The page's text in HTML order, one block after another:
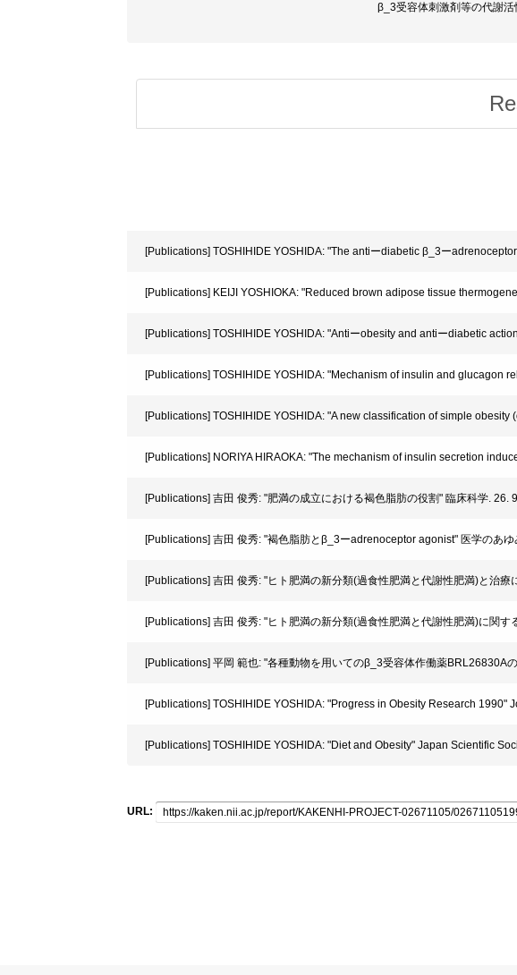
β_3受容体刺激剤等の代謝活
[Publications] TOSHIHIDE YOSHIDA: "The antiーdiabetic β_3ー
[Publications] KEIJI YOSHIOKA: "Reduced brown adipose tissue
[Publications] TOSHIHIDE YOSHIDA: "Antiーobesity and antiーdiabetic
[Publications] TOSHIHIDE YOSHIDA: "Mechanism of insulin and glucagon
[Publications] TOSHIHIDE YOSHIDA: "A new classification of simple
[Publications] NORIYA HIRAOKA: "The mechanism of insulin secretion
[Publications] 吉田 俊秀: "肥満の成立における褐色脂肪の役割" 臨床科学. 26.
[Publications] 吉田 俊秀: "褐色脂肪とβ_3ーadrenoceptor agonist" 医学のあ
[Publications] 吉田 俊秀: "ヒト肥満の新分類(過食性肥満と代謝性肥満)と治
[Publications] 吉田 俊秀: "ヒト肥満の新分類(過食性肥満と代謝性肥満)に関
[Publications] 平岡 範也: "各種動物を用いてのβ_3受容体作働薬
[Publications] TOSHIHIDE YOSHIDA: "Progress in Obesity Research 1990"
[Publications] TOSHIHIDE YOSHIDA: "Diet and Obesity" Japan Scientific
URL: